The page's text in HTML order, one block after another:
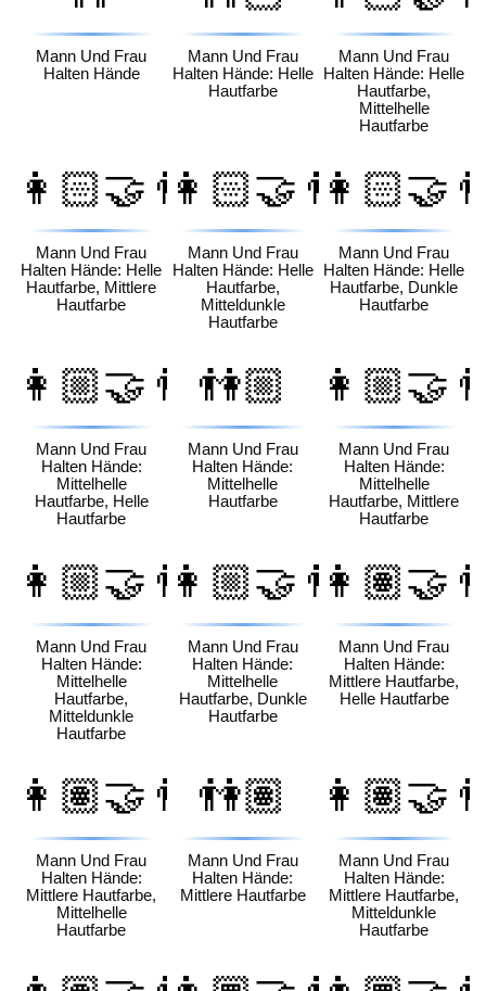
Mann Und Frau
Halten Hände
Mann Und Frau
Halten Hände: Helle
Hautfarbe
Mann Und Frau
Halten Hände: Helle
Hautfarbe,
Mittelhelle
Hautfarbe
👩🏻‍🤝‍👨🏽
Mann Und Frau
Halten Hände: Helle
Hautfarbe, Mittlere
Hautfarbe
👩🏻‍🤝‍👨🏾
Mann Und Frau
Halten Hände: Helle
Hautfarbe,
Mitteldunkle
Hautfarbe
Mann Und Frau
Halten Hände: Helle
Hautfarbe, Dunkle
Hautfarbe
👩🏼‍🤝‍👨🏻
Mann Und Frau
Halten Hände:
Mittelhelle
Hautfarbe, Helle
Hautfarbe
👫🏼
Mann Und Frau
Halten Hände:
Mittelhelle
Hautfarbe
Mann Und Frau
Halten Hände:
Mittelhelle
Hautfarbe, Mittlere
Hautfarbe
👩🏼‍🤝‍👨🏾
Mann Und Frau
Halten Hände:
Mittelhelle
Hautfarbe,
Mitteldunkle
Hautfarbe
👩🏼‍🤝‍👨🏿
Mann Und Frau
Halten Hände:
Mittelhelle
Hautfarbe, Dunkle
Hautfarbe
Mann Und Frau
Halten Hände:
Mittlere Hautfarbe,
Helle Hautfarbe
👩🏽‍🤝‍👨🏼
Mann Und Frau
Halten Hände:
Mittlere Hautfarbe,
Mittelhelle
Hautfarbe
👫🏽
Mann Und Frau
Halten Hände:
Mittlere Hautfarbe
Mann Und Frau
Halten Hände:
Mittlere Hautfarbe,
Mitteldunkle
Hautfarbe